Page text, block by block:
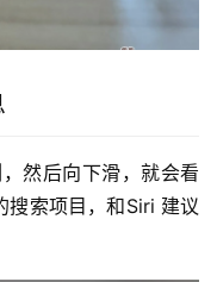
然后向下滑，就会看
搜索项目，和Siri 建议